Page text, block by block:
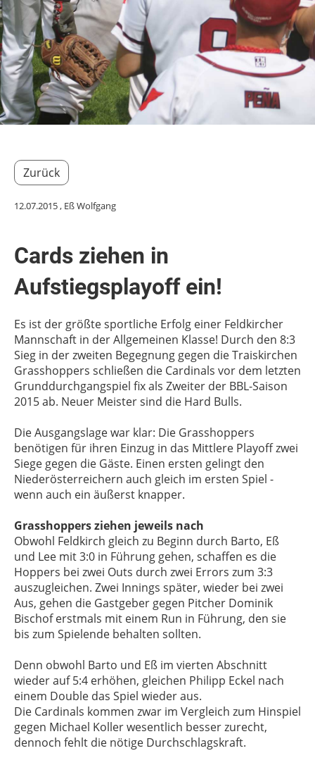
Zurück
12.07.2015, Eß Wolfgang
Cards ziehen in
Aufstiegsplayoff ein!
Es ist der größte sportliche Erfolg einer Feldkircher
Mannschaft in der Allgemeinen Klasse! Durch den 8:3
Sieg in der zweiten Begegnung gegen die Traiskirchen
Grasshoppers schließen die Cardinals vor dem letzten
Grunddurchgangspiel fix als Zweiter der BBL-Saison
2015 ab. Neuer Meister sind die Hard Bulls.
Die Ausgangslage war klar: Die Grasshoppers
benötigen für ihren Einzug in das Mittlere Playoff zwei
Siege gegen die Gäste. Einen ersten gelingt den
Niederösterreichern auch gleich im ersten Spiel -
wenn auch ein äußerst knapper.
Grasshoppers ziehen jeweils nach
Obwohl Feldkirch gleich zu Beginn durch Barto, Eß
und Lee mit 3:0 in Führung gehen, schaffen es die
Hoppers bei zwei Outs durch zwei Errors zum 3:3
auszugleichen. Zwei Innings später, wieder bei zwei
Aus, gehen die Gastgeber gegen Pitcher Dominik
Bischof erstmals mit einem Run in Führung, den sie
bis zum Spielende behalten sollten.
Denn obwohl Barto und Eß im vierten Abschnitt
wieder auf 5:4 erhöhen, gleichen Philipp Eckel nach
einem Double das Spiel wieder aus.
Die Cardinals kommen zwar im Vergleich zum Hinspiel
gegen Michael Koller wesentlich besser zurecht,
dennoch fehlt die nötige Durchschlagskraft.